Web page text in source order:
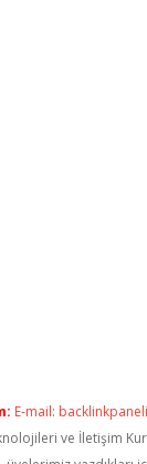
E-mail:
ve İletişim